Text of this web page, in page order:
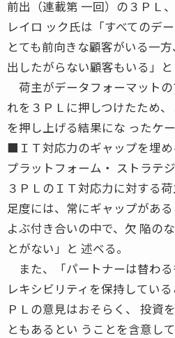
前出（連載第 一回）の３ＰＬ
レイロ ック氏は「すべてのデ
とても前向きな顧客がいる一
出したがらない顧客もいる」と
荷主がデータフォーマット
れを３ＰＬに押しつけたため
を押し上げる結果にな ったケー
■ＩＴ対応力のギャップを埋
プラットフォーム・ ストラテ
３ＰＬのＩＴ対応力に対する
足度には、常にギャップがあ
よぶ付き合いの中で、欠 陥の
とがない」と 述べる。
また、「パートナーは替わ
レキシビリティを保持してい
ＰＬの意見はおそらく、 投資
ともあるとい うことを含意し